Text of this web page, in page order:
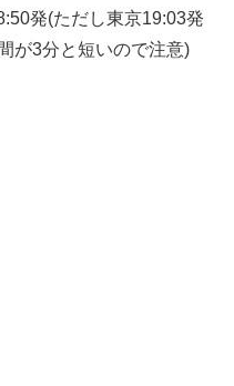
発(ただし東京19:03発
が3分と短いので注意)